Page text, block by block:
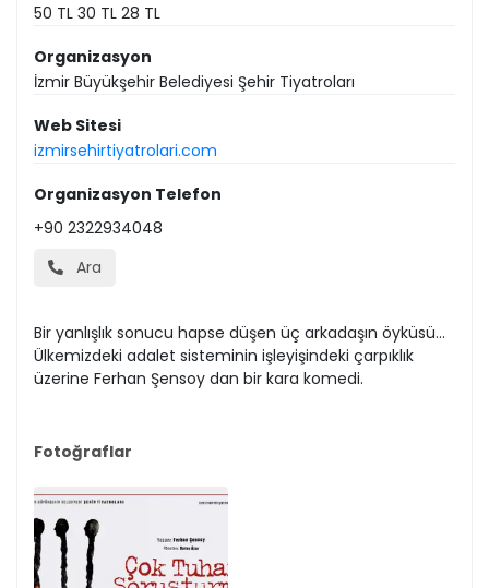
50 TL 30 TL 28 TL
Organizasyon
İzmir Büyükşehir Belediyesi Şehir Tiyatroları
Web Sitesi
izmirsehirtiyatrolari.com
Organizasyon Telefon
+90 2322934048
Ara
Bir yanlışlık sonucu hapse düşen üç arkadaşın öyküsü...
Ülkemizdeki adalet sisteminin işleyişindeki çarpıklık
üzerine Ferhan Şensoy dan bir kara komedi.
Fotoğraflar